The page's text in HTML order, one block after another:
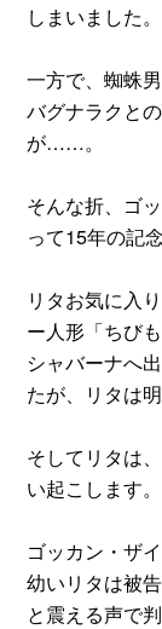
しまいました。
一方で、蜘蛛
バグナラクと
が……。
そんな折、ゴ
って15年の記
リタお気に入
ー人形「ちび
シャバーナへ
たが、リタは
そしてリタは
い起こします。
ゴッカン・ザ
幼いリタは被
と震える声で